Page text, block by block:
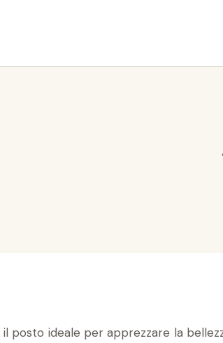
il posto ideale per apprezzare la